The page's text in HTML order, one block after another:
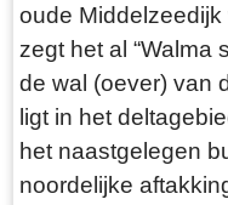
oude
zegt het al “Walma
de wal (oever) van
ligt in het
het naastgelegen
noordelijke